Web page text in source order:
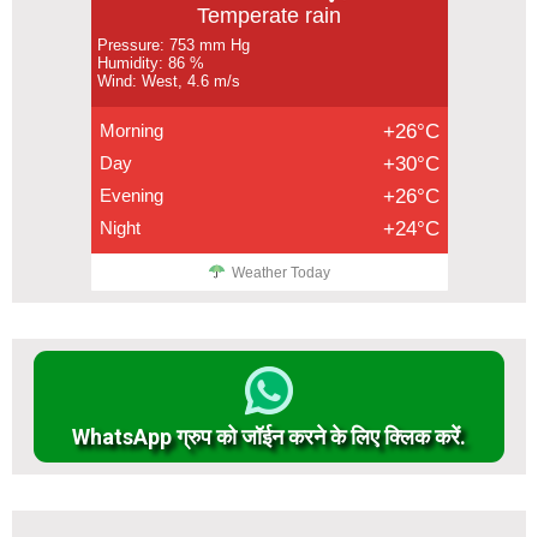
Temperate rain
Pressure: 753 mm Hg
Humidity: 86 %
Wind: West, 4.6 m/s
Morning +26°C
Day +30°C
Evening +26°C
Night +24°C
Weather Today
WhatsApp ग्रुप को जॉईन करने के लिए क्लिक करें.